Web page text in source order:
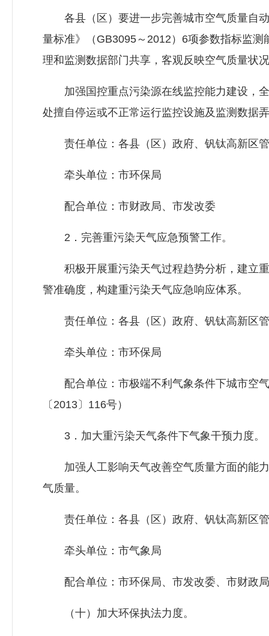
各县（区）要进一步完善城市空气质量自动
量标准》（GB3095～2012）6项参数指标监
理和监测数据部门共享，客观反映空气质量状
加强国控重点污染源在线监控能力建设，全
处擅自停运或不正常运行监控设施及监测数据
责任单位：各县（区）政府、钒钛高新区
牵头单位：市环保局
配合单位：市财政局、市发改委
2．完善重污染天气应急预警工作。
积极开展重污染天气过程趋势分析，建立重
警准确度，构建重污染天气应急响应体系。
责任单位：各县（区）政府、钒钛高新区
牵头单位：市环保局
配合单位：市极端不利气象条件下城市空气
〔2013〕116号）
3．加大重污染天气条件下气象干预力度。
加强人工影响天气改善空气质量方面的能力
气质量。
责任单位：各县（区）政府、钒钛高新区
牵头单位：市气象局
配合单位：市环保局、市发改委、市财政局
（十）加大环保执法力度。